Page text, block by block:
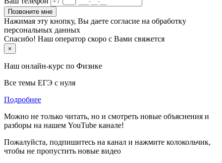
Позвоните мне
Нажимая эту кнопку, Вы даете согласие на обработку
персональных данных
Спасибо! Наш оператор скоро с Вами свяжется
×
Наш онлайн-курс по Физике
Все темы ЕГЭ с нуля
Подробнее
Можно не только читать, но и смотреть новые объяснения и
разборы на нашем YouTube канале!
Пожалуйста, подпишитесь на канал и нажмите колокольчик,
чтобы не пропустить новые видео